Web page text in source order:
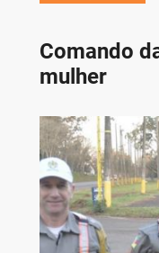
Comando
mulher